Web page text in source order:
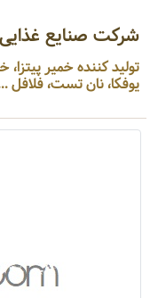
شرکت صنایع
تولید کننده خمیر پیتزا،
یوفکا، نان تست، فلافل